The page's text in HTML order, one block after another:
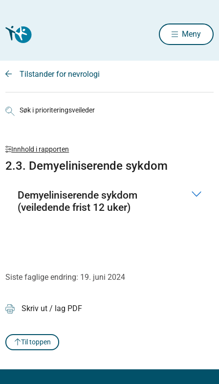
Meny
Tilstander for nevrologi
Søk i prioriteringsveileder
Innhold i rapporten
2.3. Demyeliniserende sykdom
Demyeliniserende sykdom
(veiledende frist 12 uker)
Siste faglige endring: 19. juni 2024
Skriv ut / lag PDF
Til toppen